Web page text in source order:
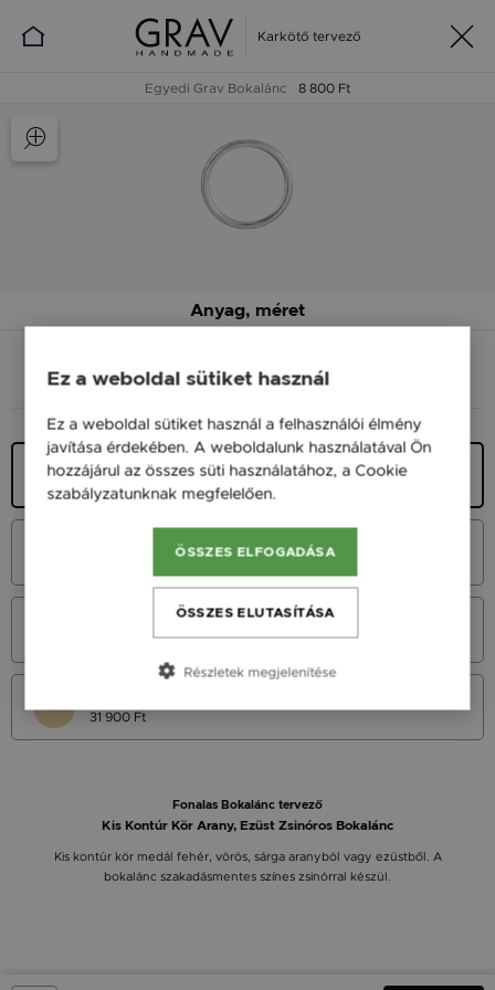
Karkötő tervező
Egyedi Grav Bokalánc 8 800 Ft
Anyag, méret
ANYAG (SZÍN) MÉRET
Ezüst 925
5 900 Ft
Vörös arany 14K
31 900 Ft
Fonalas Bokalánc tervező
Kis Kontúr Kör Arany, Ezüst Zsinóros Bokalánc
Kis kontúr kör medál fehér, vörös, sárga aranyból vagy ezüstből. A
bokalánc szakadásmentes színes zsinórral készül.
Ez a weboldal sütiket használ
Ez a weboldal sütiket használ a felhasználói élmény
javítása érdekében. A weboldalunk használatával Ön
hozzájárul az összes süti használatához, a Cookie
szabályzatunknak megfelelően.
ÖSSZES ELFOGADÁSA
ÖSSZES ELUTASÍTÁSA
Részletek megjelenítése